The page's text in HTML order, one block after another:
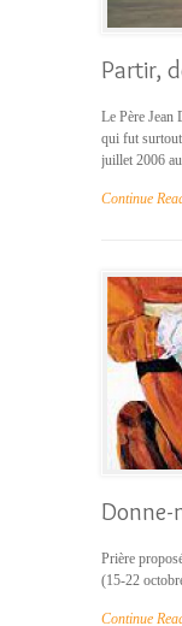
Partir,
Le Père Jean
qui fut
juillet 2006
Continue
Donne-
Prière
(15-22
Continue